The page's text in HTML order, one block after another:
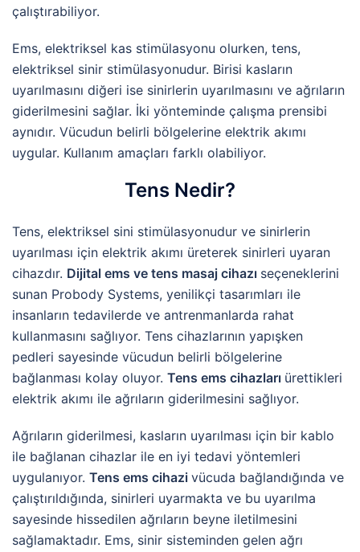
çalıştırabiliyor.
Ems, elektriksel kas stimülasyonu olurken, tens,
elektriksel sinir stimülasyonudur. Birisi kasların
uyarılmasını diğeri ise sinirlerin uyarılmasını ve ağrıların
giderilmesini sağlar. İki yönteminde çalışma prensibi
aynıdır. Vücudun belirli bölgelerine elektrik akımı
uygular. Kullanım amaçları farklı olabiliyor.
Tens Nedir?
Tens, elektriksel sini stimülasyonudur ve sinirlerin
uyarılması için elektrik akımı üreterek sinirleri uyaran
cihazdır. Dijital ems ve tens masaj cihazı seçeneklerini
sunan Probody Systems, yenilikçi tasarımları ile
insanların tedavilerde ve antrenmanlarda rahat
kullanmasını sağlıyor. Tens cihazlarının yapışken
pedleri sayesinde vücudun belirli bölgelerine
bağlanması kolay oluyor. Tens ems cihazları ürettikleri
elektrik akımı ile ağrıların giderilmesini sağlıyor.
Ağrıların giderilmesi, kasların uyarılması için bir kablo
ile bağlanan cihazlar ile en iyi tedavi yöntemleri
uygulanıyor. Tens ems cihazi vücuda bağlandığında ve
çalıştırıldığında, sinirleri uyarmakta ve bu uyarılma
sayesinde hissedilen ağrıların beyne iletilmesini
sağlamaktadır. Ems, sinir sisteminden gelen ağrı